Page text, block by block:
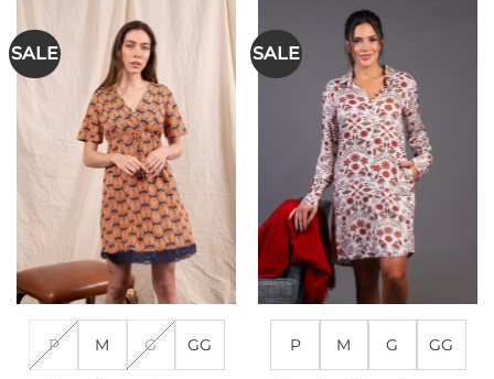
tem
várias
variantes.
As
opções
podem
ser
escolhidas
na
página
do
produto
tem
várias
variantes.
As
opções
podem
ser
escolhidas
na
página
do
produto
SALE
P M G GG
SALE
P M G GG